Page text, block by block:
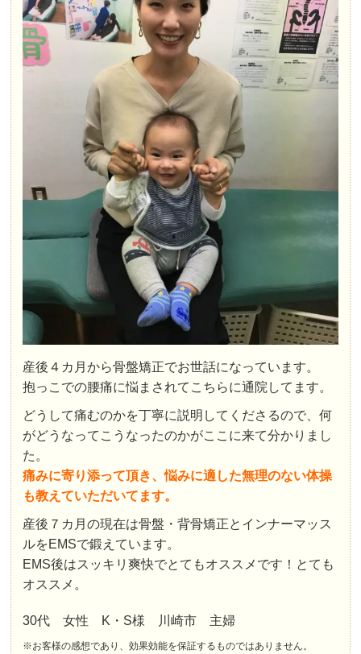
産後４カ月から骨盤矯正でお世話になっています。
抱っこでの腰痛に悩まされてこちらに通院してます。
どうして痛むのかを丁寧に説明してくださるので、何
がどうなってこうなったのかがここに来て分かりまし
た。
痛みに寄り添って頂き、悩みに適した無理のない体操
も教えていただいてます。
産後７カ月の現在は骨盤・背骨矯正とインナーマッス
ルをEMSで鍛えています。
EMS後はスッキリ爽快でとてもオススメです！とても
オススメ。
30代 女性 K・S様 川崎市 主婦
※お客様の感想であり、効果効能を保証するものではありません。